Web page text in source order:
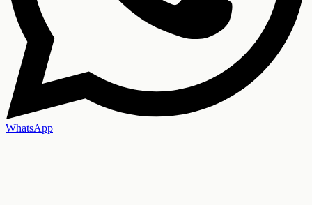
WhatsApp